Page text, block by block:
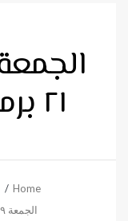
٢١ برمودة ١٧٣٨ ش
Home
الجمعة ٢٩ -٤ – ٢٠٢٢م ٢١ برمودة ١٧٣٨ ش